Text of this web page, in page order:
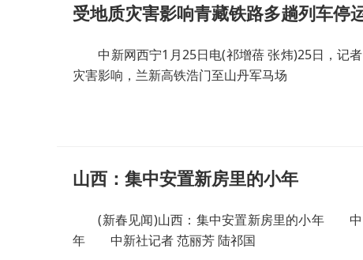
受地质灾害影响青藏铁路多趟列车停
中新网西宁1月25日电(祁增蓓 张炜)25日，记
灾害影响，兰新高铁浩门至山丹军马场
山西：集中安置新房里的小年
(新春见闻)山西：集中安置新房里的小年 中
年 中新社记者 范丽芳 陆祁国